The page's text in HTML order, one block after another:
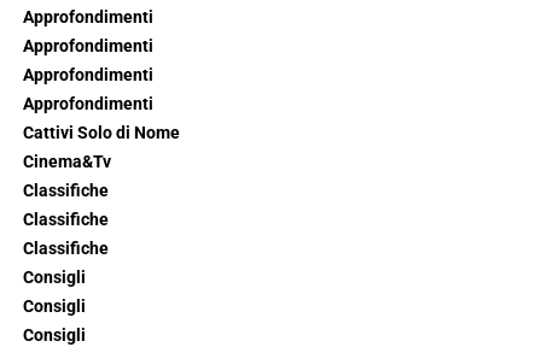
Approfondimenti
Approfondimenti
Approfondimenti
Approfondimenti
Cattivi Solo di Nome
Cinema&Tv
Classifiche
Classifiche
Classifiche
Consigli
Consigli
Consigli